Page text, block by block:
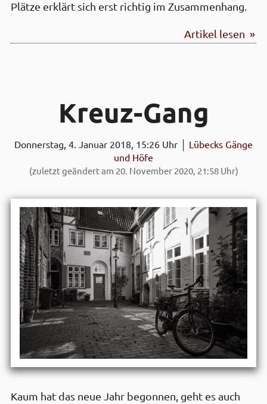
Plätze erklärt sich erst richtig im Zusammenhang.
Artikel lesen »
Kreuz-Gang
Donnerstag, 4. Januar 2018, 15:26 Uhr │ Lübecks Gänge
und Höfe
(zuletzt geändert am 20. November 2020, 21:58 Uhr)
Kaum hat das neue Jahr begonnen, geht es auch